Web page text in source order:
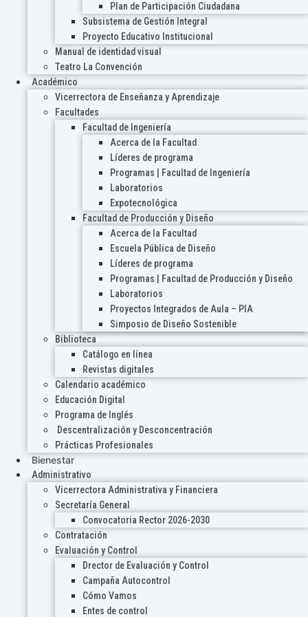
Plan de Participación Ciudadana
Subsistema de Gestión Integral
Proyecto Educativo Institucional
Manual de identidad visual
Teatro La Convención
Académico
Vicerrectora de Enseñanza y Aprendizaje
Facultades
Facultad de Ingeniería
Acerca de la Facultad
Líderes de programa
Programas | Facultad de Ingeniería
Laboratorios
Expotecnológica
Facultad de Producción y Diseño
Acerca de la Facultad
Escuela Pública de Diseño
Líderes de programa
Programas | Facultad de Producción y Diseño
Laboratorios
Proyectos Integrados de Aula – PIA
Simposio de Diseño Sostenible
Biblioteca
Catálogo en línea
Revistas digitales
Calendario académico
Educación Digital
Programa de Inglés
Descentralización y Desconcentración
Prácticas Profesionales
Bienestar
Administrativo
Vicerrectora Administrativa y Financiera
Secretaría General
Convocatoria Rector 2026-2030
Contratación
Evaluación y Control
Drector de Evaluación y Control
Campaña Autocontrol
Cómo Vamos
Entes de control